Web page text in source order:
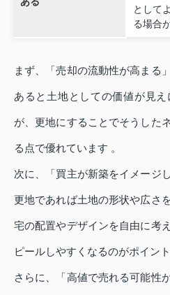
として
る場合
まず、「売却の流動性が高まる
あると土地としての価値が見
が、更地にすることでそうした
る点で優れています 。
次に、「買主が新築をイメージ
更地であれば土地の形状や広さ
宅の配置やデザインを自由に考
ピールしやすくなるのがポイント
さらに、「高値で売れる可能性